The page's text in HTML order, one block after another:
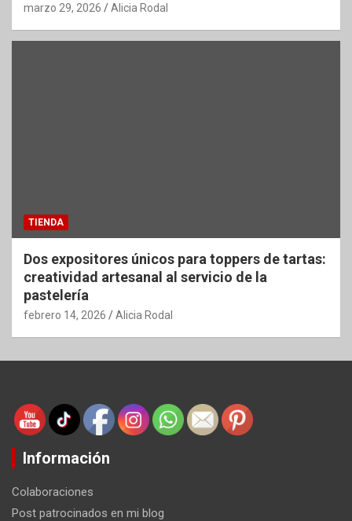
marzo 29, 2026 Alicia Rodal
TIENDA
Dos expositores únicos para toppers de tartas:
creatividad artesanal al servicio de la
pastelería
febrero 14, 2026 Alicia Rodal
Información
Colaboraciones
Post patrocinados en mi blog